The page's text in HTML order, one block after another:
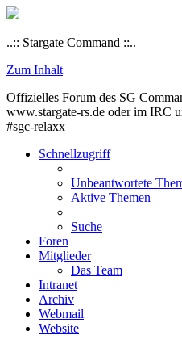
..:: Stargate Command ::..
Zum Inhalt
Offizielles Forum des SG
www.stargate-rs.de oder im IRC
#sgc-relaxx
Schnellzugriff
Unbeantwortete
Aktive Themen
Suche
Foren
Mitglieder
Das Team
Intranet
Archiv
Webmail
Website